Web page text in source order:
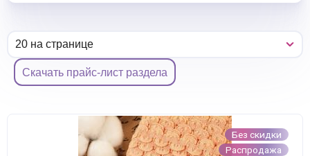
Скачать прайс-лист раздела
Без скидки
Распродажа